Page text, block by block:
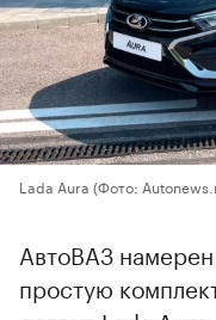
Lada Aura (Фото:
АвтоВАЗ намерен
простую